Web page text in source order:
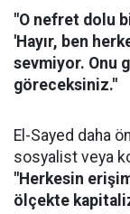
"O nefret dolu
'Hayır, ben
sevmiyor. Onu
göreceksiniz."
El-Sayed daha
sosyalist veya
"Herkesin
ölçekte